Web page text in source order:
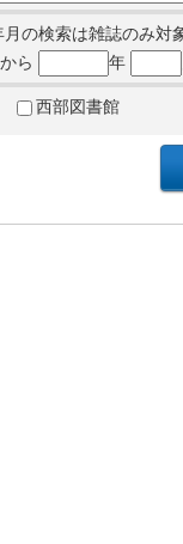
の検索は雑誌のみ対
ら 年
西部図書館